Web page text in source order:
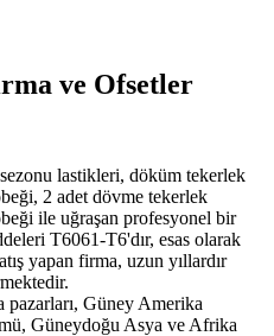
ve Ofsetler
lastikleri, döküm tekerlek
2 adet dövme tekerlek
ile uğraşan profesyonel bir
T6061-T6'dır, esas olarak
yapan firma, uzun yıllardır
Güney Amerika
Güneydoğu Asya ve Afrika